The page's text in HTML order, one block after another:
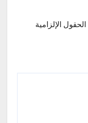
الحقول الإلزامية